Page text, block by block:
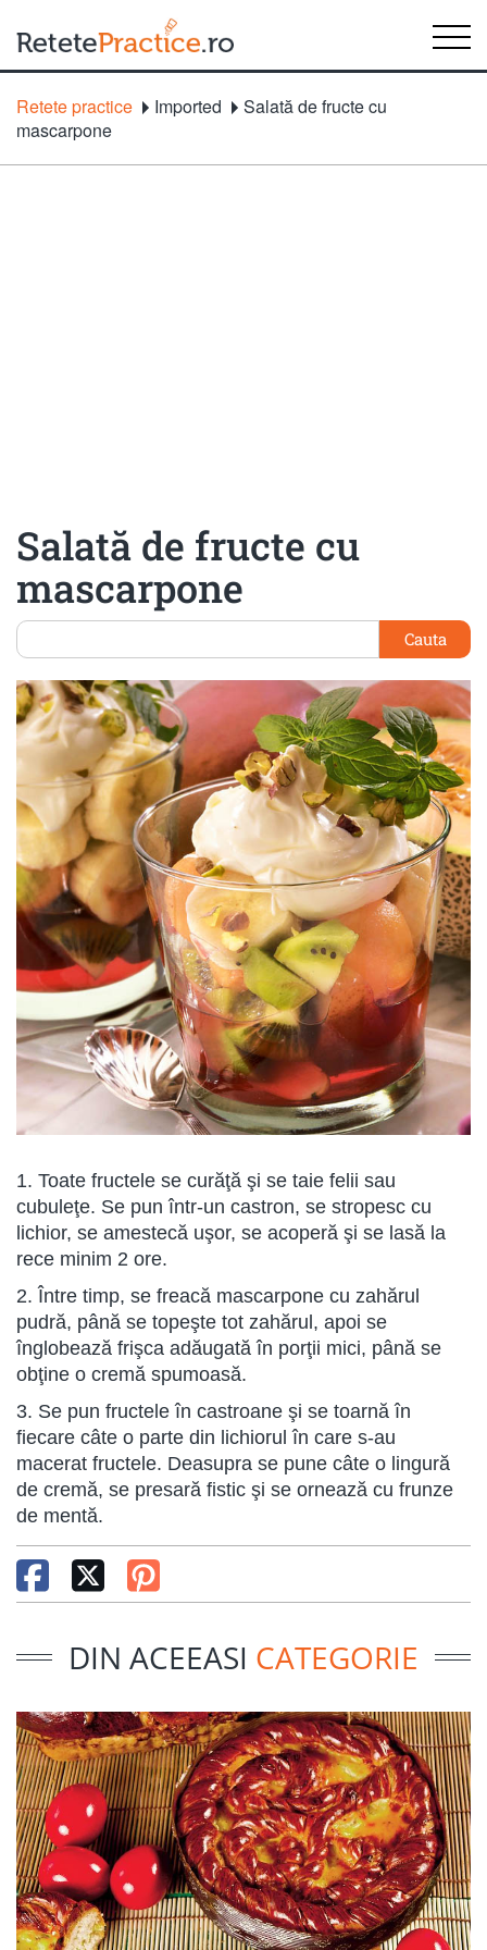
Retete practice Imported
Salată de fructe cu
mascarpone
Salată de fructe cu
mascarpone
Cauta
1. Toate fructele se curăţă şi se taie felii sau
cubuleţe. Se pun într-un castron, se stropesc cu
lichior, se amestecă uşor, se acoperă şi se lasă la
rece minim 2 ore.
2. Între timp, se freacă mascarpone cu zahărul
pudră, până se topeşte tot zahărul, apoi se
înglobează frişca adăugată în porţii mici, până se
obţine o cremă spumoasă.
3. Se pun fructele în castroane şi se toarnă în
fiecare câte o parte din lichiorul în care s-au
macerat fructele. Deasupra se pune câte o lingură
de cremă, se presară fistic şi se ornează cu frunze
de mentă.
DIN ACEEASI CATEGORIE